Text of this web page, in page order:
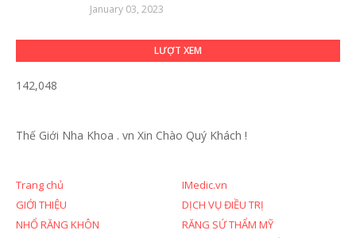
January 03, 2023
LƯỢT XEM
142,048
Thế Giới Nha Khoa . vn Xin Chào Quý Khách !
Trang chủ
IMedic.vn
GIỚI THIỆU
DỊCH VỤ ĐIỀU TRỊ
NHỔ RĂNG KHÔN
RĂNG SỨ THẨM MỸ